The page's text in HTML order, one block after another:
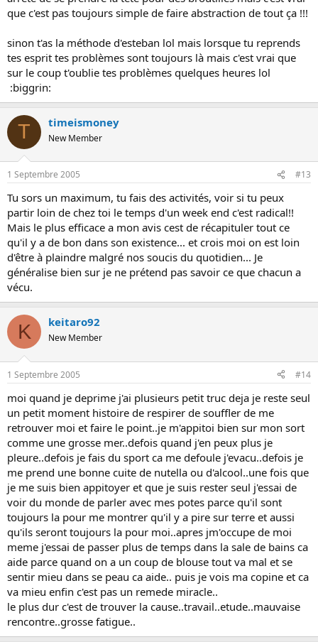
que c'est pas toujours simple de faire abstraction de tout ça !!!
sinon t'as la méthode d'esteban lol mais lorsque tu reprends
tes esprit tes problèmes sont toujours là mais c'est vrai que
sur le coup t'oublie tes problèmes quelques heures lol
:biggrin:
T timeismoney
New Member
1 Septembre 2005 #13
Tu sors un maximum, tu fais des activités, voir si tu peux
partir loin de chez toi le temps d'un week end c'est radical!!
Mais le plus efficace a mon avis cest de récapituler tout ce
qu'il y a de bon dans son existence... et crois moi on est loin
d'être à plaindre malgré nos soucis du quotidien... Je
généralise bien sur je ne prétend pas savoir ce que chacun a
vécu.
K keitaro92
New Member
1 Septembre 2005 #14
moi quand je deprime j'ai plusieurs petit truc deja je reste seul
un petit moment histoire de respirer de souffler de me
retrouver moi et faire le point..je m'appitoi bien sur mon sort
comme une grosse mer..defois quand j'en peux plus je
pleure..defois je fais du sport ca me defoule j'evacu..defois je
me prend une bonne cuite de nutella ou d'alcool..une fois que
je me suis bien appitoyer et que je suis rester seul j'essai de
voir du monde de parler avec mes potes parce qu'il sont
toujours la pour me montrer qu'il y a pire sur terre et aussi
qu'ils seront toujours la pour moi..apres jm'occupe de moi
meme j'essai de passer plus de temps dans la sale de bains ca
aide parce quand on a un coup de blouse tout va mal et se
sentir mieu dans se peau ca aide.. puis je vois ma copine et ca
va mieu enfin c'est pas un remede miracle..
le plus dur c'est de trouver la cause..travail..etude..mauvaise
rencontre..grosse fatigue..